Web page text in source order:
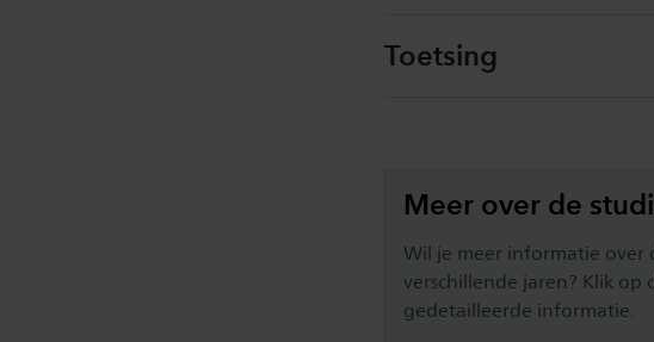
Toetsing
Meer over de
Wil je meer informatie over
verschillende jaren? Klik
gedetailleerde informatie.